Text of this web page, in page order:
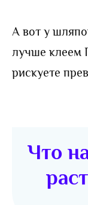
А вот у
лучше клеем
рискуете
Что